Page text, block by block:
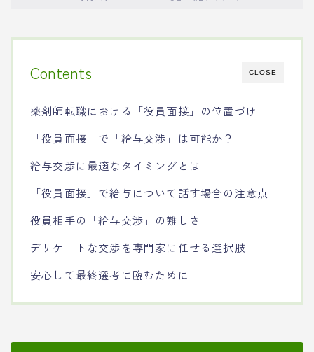
CLOSE
Contents
薬剤師転職における「役員面接」の位置づけ
「役員面接」で「給与交渉」は可能か？
給与交渉に最適なタイミングとは
「役員面接」で給与について話す場合の注意点
役員相手の「給与交渉」の難しさ
デリケートな交渉を専門家に任せる選択肢
安心して最終選考に臨むために